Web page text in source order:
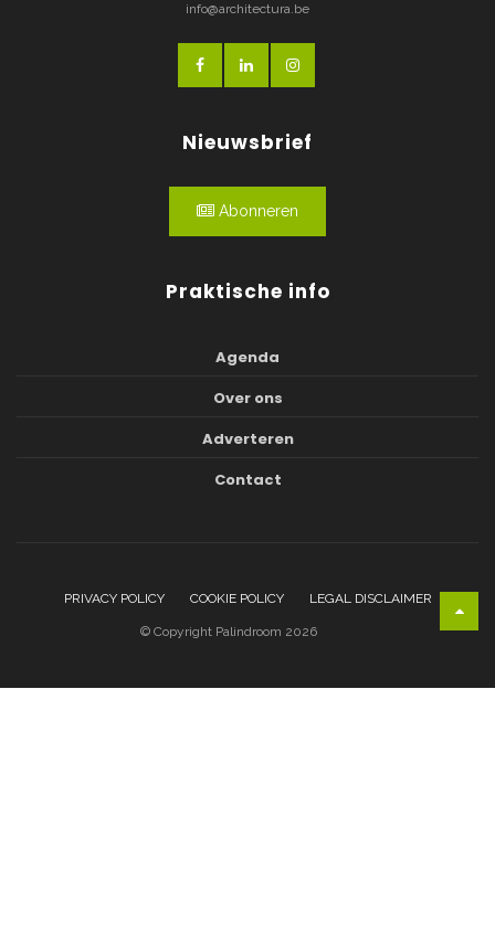
info@architectura.be
Nieuwsbrief
Abonneren
Praktische info
Agenda
Over ons
Adverteren
Contact
PRIVACY POLICY COOKIE POLICY LEGAL DISCLAIMER
© Copyright Palindroom 2026